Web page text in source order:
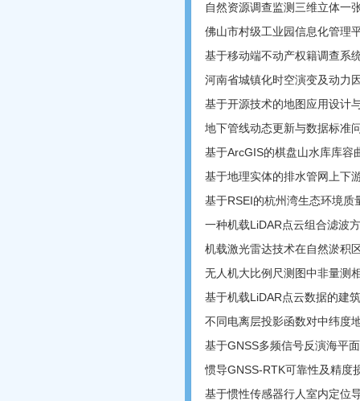
自然资源调查监测三维立体
佛山市村级工业园信息化管理
基于移动端不动产权籍调查系
河南省城镇化时空演变及动力
基于开源技术的地图应用设计
地下管线动态更新与数据标准
基于ArcGIS的棋盘山水库库容
基于地理实体的排水管网上下
基于RSEI的杭州湾生态环境
一种机载LiDAR点云组合滤波
机载激光雷达技术在自然淤积
无人机大比例尺测图中非量测
基于机载LiDAR点云数据的建
不同电离层投影函数对中纬度
基于GNSS多频信号反演海平
惯导GNSS-RTK可靠性及精度
基于惯性传感器行人室内定位